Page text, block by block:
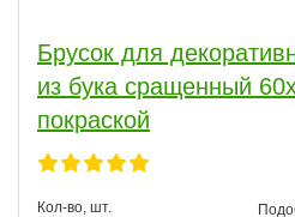
Брусок для
из бука сращенный
покраской
Кол-во, шт.